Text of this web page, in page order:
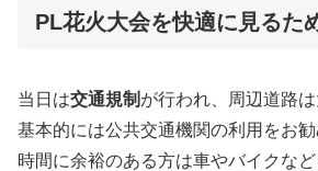
PL花火大会を快適に見るた
当日は交通規制 が行われ、周辺道路は
基本的には公共交通機関の利用をお
時間に余裕のある方は車やバイクな